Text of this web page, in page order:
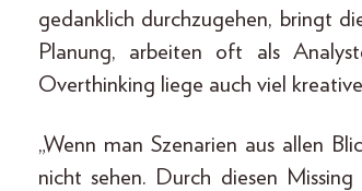
gedanklich durchzugehen, bringt
Planung, arbeiten oft als
Overthinking liege auch viel
„Wenn man Szenarien aus allen
nicht sehen. Durch diesen